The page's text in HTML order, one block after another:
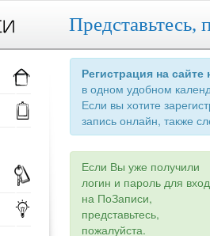
Представьтесь,
Регистрация на
в одном удобном
Если вы хотите
запись онлайн, также
Если Вы уже получили
логин и пароль для
на ПоЗаписи,
представьтесь,
пожалуйста.